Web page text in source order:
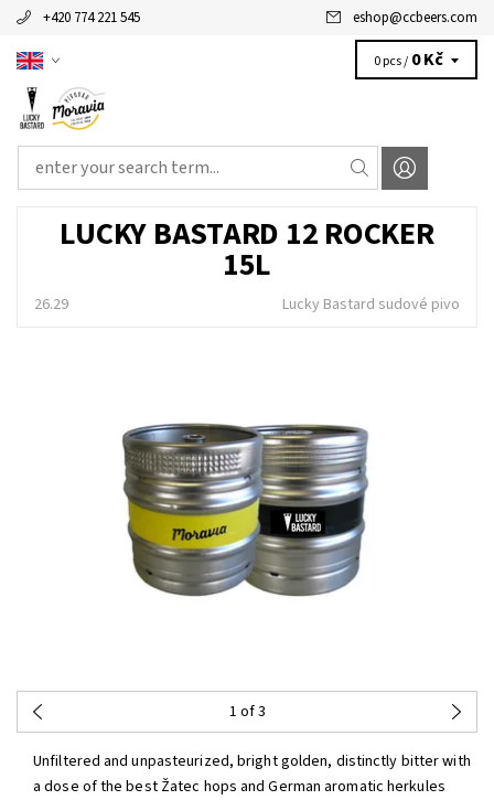
+420 774 221 545 eshop@ccbeers.com
0 pcs / 0 Kč
LUCKY BASTARD 12 ROCKER
15L
26.29 Lucky Bastard sudové pivo
1 of 3
Unfiltered and unpasteurized, bright golden, distinctly bitter with
a dose of the best Žatec hops and German aromatic herkules